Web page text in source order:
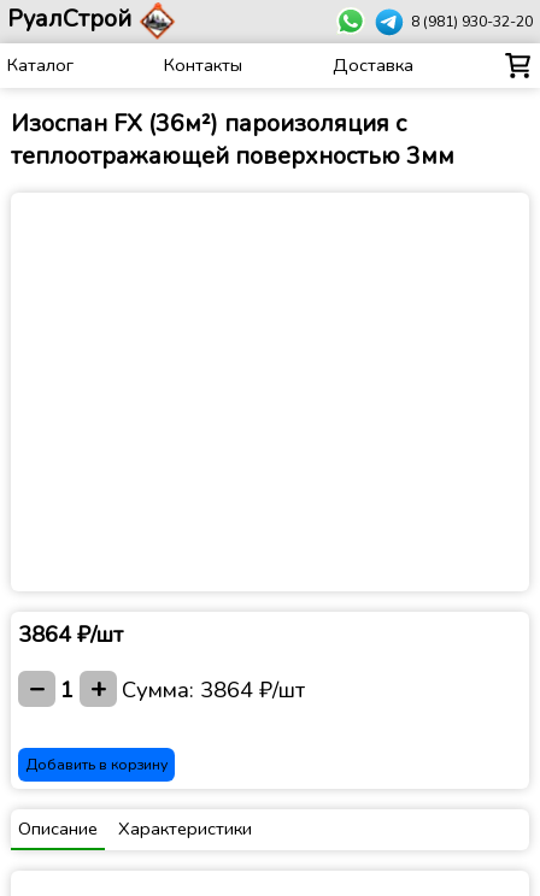
РуалСтрой 8 (981) 930-32-20
Каталог Контакты Доставка
Изоспан FX (36м²) пароизоляция с
теплоотражающей поверхностью 3мм
3864 ₽/шт
− 1 + Сумма: 3864 ₽/шт
Добавить в корзину
Описание Характеристики